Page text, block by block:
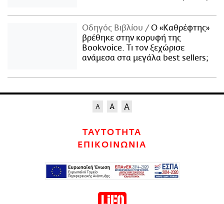
Οδηγός Βιβλίου
Ο «Καθρέφτης»
βρέθηκε στην κορυφή της
Bookvoice. Τι τον ξεχώρισε
ανάμεσα στα μεγάλα best sellers;
ΤΑΥΤΟΤΗΤΑ
ΕΠΙΚΟΙΝΩΝΙΑ